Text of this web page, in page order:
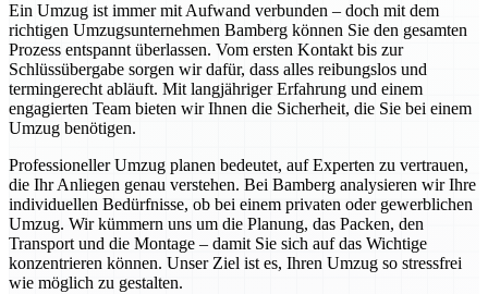
Ein Umzug ist immer mit Aufwand verbunden – doch mit dem
richtigen Umzugsunternehmen Bamberg können Sie den gesamten
Prozess entspannt überlassen. Vom ersten Kontakt bis zur
Schlüssübergabe sorgen wir dafür, dass alles reibungslos und
termingerecht abläuft. Mit langjähriger Erfahrung und einem
engagierten Team bieten wir Ihnen die Sicherheit, die Sie bei einem
Umzug benötigen.
Professioneller Umzug planen bedeutet, auf Experten zu vertrauen,
die Ihr Anliegen genau verstehen. Bei Bamberg analysieren wir Ihre
individuellen Bedürfnisse, ob bei einem privaten oder gewerblichen
Umzug. Wir kümmern uns um die Planung, das Packen, den
Transport und die Montage – damit Sie sich auf das Wichtige
konzentrieren können. Unser Ziel ist es, Ihren Umzug so stressfrei
wie möglich zu gestalten.